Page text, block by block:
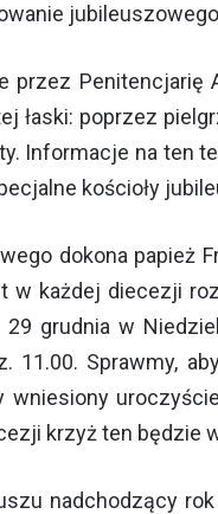
przez
łaski: poprzez
Informacje na ten
kościoły
dokona papież
w każdej diecezji
grudnia w
11.00. Sprawmy,
wniesiony
krzyż ten
nadchodzący